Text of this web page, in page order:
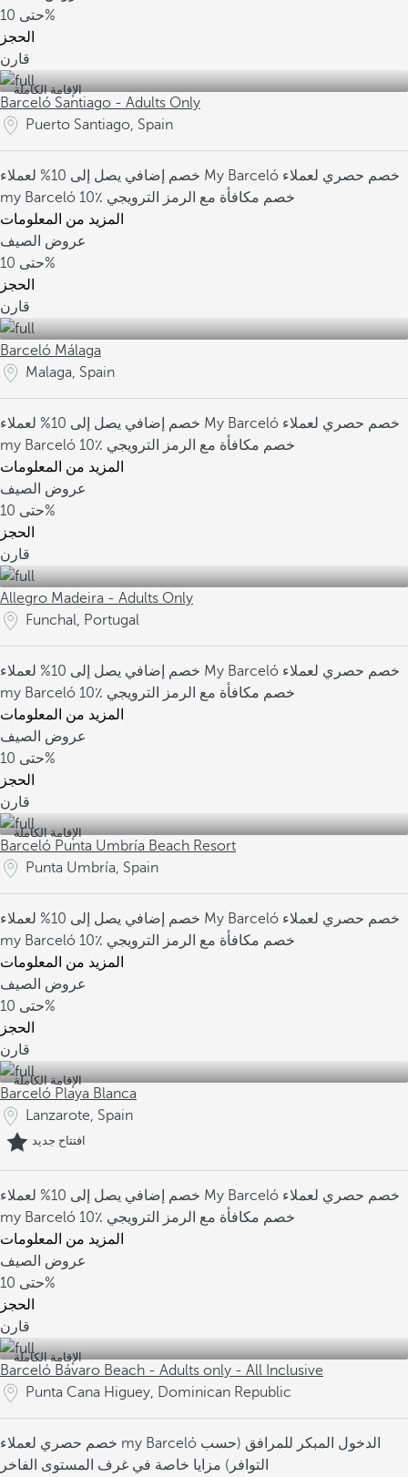
حتى10%
الحجز
قارن
الإقامة الكاملة
Barceló Santiago - Adults Only
Puerto Santiago, Spain
خصم إضافي يصل إلى 10% لعملاء My Barceló خصم حصري لعملاء
my Barceló
10٪ خصم مكافأة مع الرمز الترويجي
المزيد من المعلومات
عروض الصيف
حتى10%
الحجز
قارن
Barceló Málaga
Malaga, Spain
خصم إضافي يصل إلى 10% لعملاء My Barceló خصم حصري لعملاء
my Barceló
10٪ خصم مكافأة مع الرمز الترويجي
المزيد من المعلومات
عروض الصيف
حتى10%
الحجز
قارن
Allegro Madeira - Adults Only
Funchal, Portugal
خصم إضافي يصل إلى 10% لعملاء My Barceló خصم حصري لعملاء
my Barceló
10٪ خصم مكافأة مع الرمز الترويجي
المزيد من المعلومات
عروض الصيف
حتى10%
الحجز
قارن
الإقامة الكاملة
Barceló Punta Umbría Beach Resort
Punta Umbría, Spain
خصم إضافي يصل إلى 10% لعملاء My Barceló خصم حصري لعملاء
my Barceló
10٪ خصم مكافأة مع الرمز الترويجي
المزيد من المعلومات
عروض الصيف
حتى10%
الحجز
قارن
الإقامة الكاملة
Barceló Playa Blanca
Lanzarote, Spain
افتتاح جديد
خصم إضافي يصل إلى 10% لعملاء My Barceló خصم حصري لعملاء
my Barceló
10٪ خصم مكافأة مع الرمز الترويجي
المزيد من المعلومات
عروض الصيف
حتى10%
الحجز
قارن
الإقامة الكاملة
Barceló Bávaro Beach - Adults only - All Inclusive
Punta Cana Higuey, Dominican Republic
خصم حصري لعملاء my Barceló الدخول المبكر للمرافق (حسب
التوافر) مزايا خاصة في غرف المستوى الفاخر